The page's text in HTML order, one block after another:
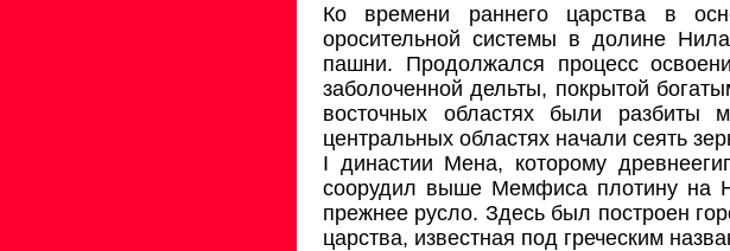
Ко времени раннего царства в
оросительной системы в долине
пашни. Продолжался процесс
заболоченной дельты, покрытой
восточных областях были разбиты
центральных областях начали сеять
I династии Мена, которому
соорудил выше Мемфиса плотину на
прежнее русло. Здесь был построен
царства, известная под греческим